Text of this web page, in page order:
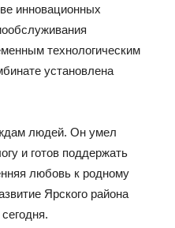
инновационных
технологическим
установлена
людей. Он умел
и готов поддержать
любовь к родному
Ярского района